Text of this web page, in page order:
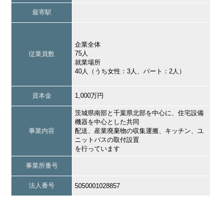
最寄駅
従業員数
企業全体
75人
就業場所
40人（うち女性：3人、パート：2人）
資本金 1,000万円
事業内容
茨城県南部と千葉県北部を中心に、住宅設備
機器を中心とした共同
配送、産業廃棄物の収集運搬、キッチン、ユ
ニットバスの取付設置
を行っています
事業所番号
法人番号 5050001028857